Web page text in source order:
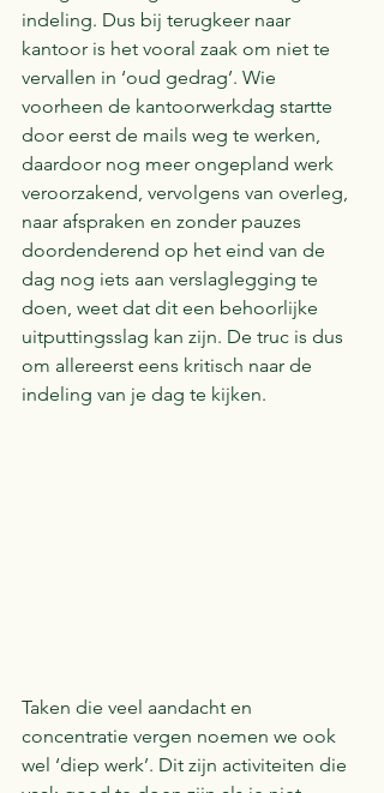
indeling. Dus bij terugkeer naar
kantoor is het vooral zaak om niet te
vervallen in ‘oud gedrag’. Wie
voorheen de kantoorwerkdag startte
door eerst de mails weg te werken,
daardoor nog meer ongepland werk
veroorzakend, vervolgens van overleg,
naar afspraken en zonder pauzes
doordenderend op het eind van de
dag nog iets aan verslaglegging te
doen, weet dat dit een behoorlijke
uitputtingsslag kan zijn. De truc is dus
om allereerst eens kritisch naar de
indeling van je dag te kijken.
Taken die veel aandacht en
concentratie vergen noemen we ook
wel ‘diep werk’. Dit zijn activiteiten die